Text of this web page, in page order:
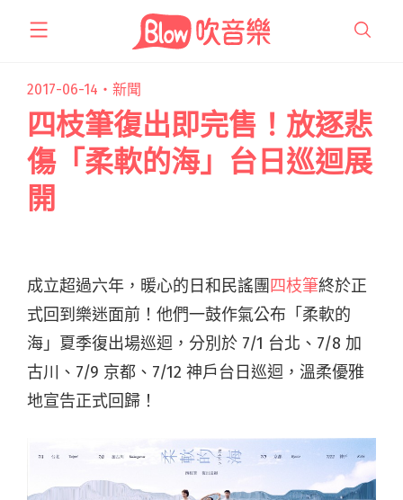
2017-06-14・ 新聞
四枝筆復出即完售！放逐悲
傷「柔軟的海」台日巡迴展
開
成立超過六年，暖心的日和民謠團 四枝筆終於正
式回到樂迷面前！他們一鼓作氣公布「柔軟的
海」夏季復出場巡迴，分別於 7/1 台北、7/8 加
古川、7/9 京都、7/12 神戶台日巡迴，溫柔優雅
地宣告正式回歸！